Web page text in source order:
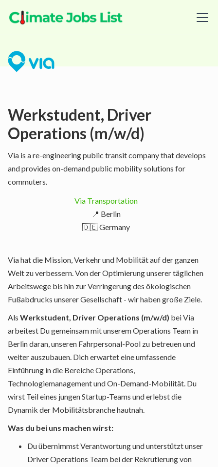
Werkstudent, Driver
Operations (m/w/d)
Via is a re-engineering public transit company that develops
and provides on-demand public mobility solutions for
commuters.
Via Transportation
📍 Berlin
🇩🇪 Germany
Via hat die Mission, Verkehr und Mobilität auf der ganzen
Welt zu verbessern. Von der Optimierung unserer täglichen
Arbeitswege bis hin zur Verringerung des ökologischen
Fußabdrucks unserer Gesellschaft - wir haben große Ziele.
Als Werkstudent, Driver Operations (m/w/d) bei Via
arbeitest Du gemeinsam mit unserem Operations Team in
Berlin daran, unseren Fahrpersonal-Pool zu betreuen und
weiter auszubauen. Dich erwartet eine umfassende
Einführung in die Bereiche Operations,
Technologiemanagement und On-Demand-Mobilität. Du
wirst Teil eines jungen Startup-Teams und erlebst die
Dynamik der Mobilitätsbranche hautnah.
Was du bei uns machen wirst:
Du übernimmst Verantwortung und unterstützt unser
Driver Operations Team bei der Rekrutierung von